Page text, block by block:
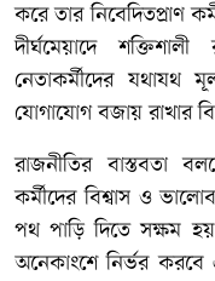
করে তার নিবেদিতপ্রাণ
দীর্ঘমেয়াদে
নেতাকর্মীদের যথাযথ
যোগাযোগ বজায় রাখার
রাজনীতির বাস্তবতা
কর্মীদের বিশ্বাস ও
পথ পাড়ি দিতে সক্ষম
অনেকাংশে নির্ভর